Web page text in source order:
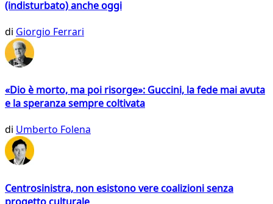
(indisturbato) anche oggi
di Giorgio Ferrari
«Dio è morto, ma poi risorge»: Guccini, la fede mai avuta
e la speranza sempre coltivata
di Umberto Folena
Centrosinistra, non esistono vere coalizioni senza
progetto culturale